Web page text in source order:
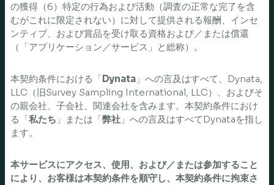
の獲得（6）特定の行為および活動（調査の正常な完了を含
むがこれに限定されない）に対して提供される報酬、インセ
ンティブ、および賞品を受け取る資格および／または償還
（「アプリケーション／サービス」と総称）。
本契約条件における「Dynata 」への言及はすべて、Dynata,
LLC（旧Survey Sampling International, LLC）、およびそ
の親会社、子会社、関連会社を含みます。本契約条件におけ
る「私たち 」または「弊社 」への言及はすべてDynataを指し
ます。
本サービスにアクセス、使用、および／または参加すること
により、お客様は本契約条件を順守し、本契約条件に拘束さ